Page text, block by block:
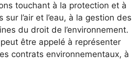
touchant à la protection et à
l’air et l’eau, à la gestion des
du droit de l’environnement.
être appelé à représenter
contrats environnementaux, à